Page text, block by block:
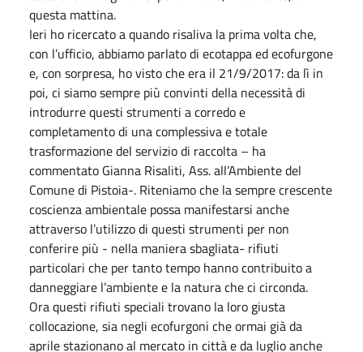
questa mattina.
Ieri ho ricercato a quando risaliva la prima volta che,
con l’ufficio, abbiamo parlato di ecotappa ed ecofurgone
e, con sorpresa, ho visto che era il 21/9/2017: da lì in
poi, ci siamo sempre più convinti della necessità di
introdurre questi strumenti a corredo e
completamento di una complessiva e totale
trasformazione del servizio di raccolta – ha
commentato Gianna Risaliti, Ass. all’Ambiente del
Comune di Pistoia-. Riteniamo che la sempre crescente
coscienza ambientale possa manifestarsi anche
attraverso l’utilizzo di questi strumenti per non
conferire più - nella maniera sbagliata- rifiuti
particolari che per tanto tempo hanno contribuito a
danneggiare l’ambiente e la natura che ci circonda.
Ora questi rifiuti speciali trovano la loro giusta
collocazione, sia negli ecofurgoni che ormai già da
aprile stazionano al mercato in città e da luglio anche